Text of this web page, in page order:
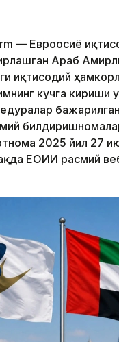
— Евроосиё
Араб
иқтисодий
кучга кириши
2025 йил 27
ЕОИИ расмий